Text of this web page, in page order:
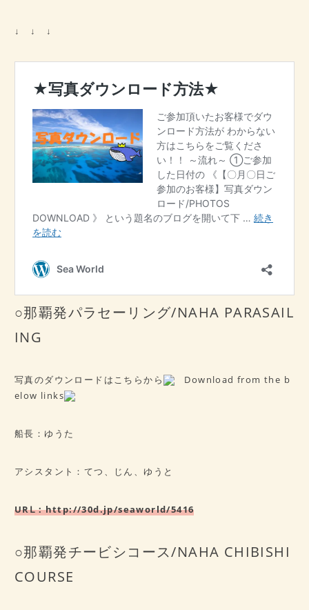
↓ ↓ ↓
○那覇発パラセーリング/NAHA PARASAIL
ING
写真のダウンロードはこちらから
Download from the b
elow links
船長：ゆうた
アシスタント：てつ、じん、ゆうと
URⅬ：http://30d.jp/seaworld/5416
○那覇発チービシコース/NAHA CHIBISHI
COURSE